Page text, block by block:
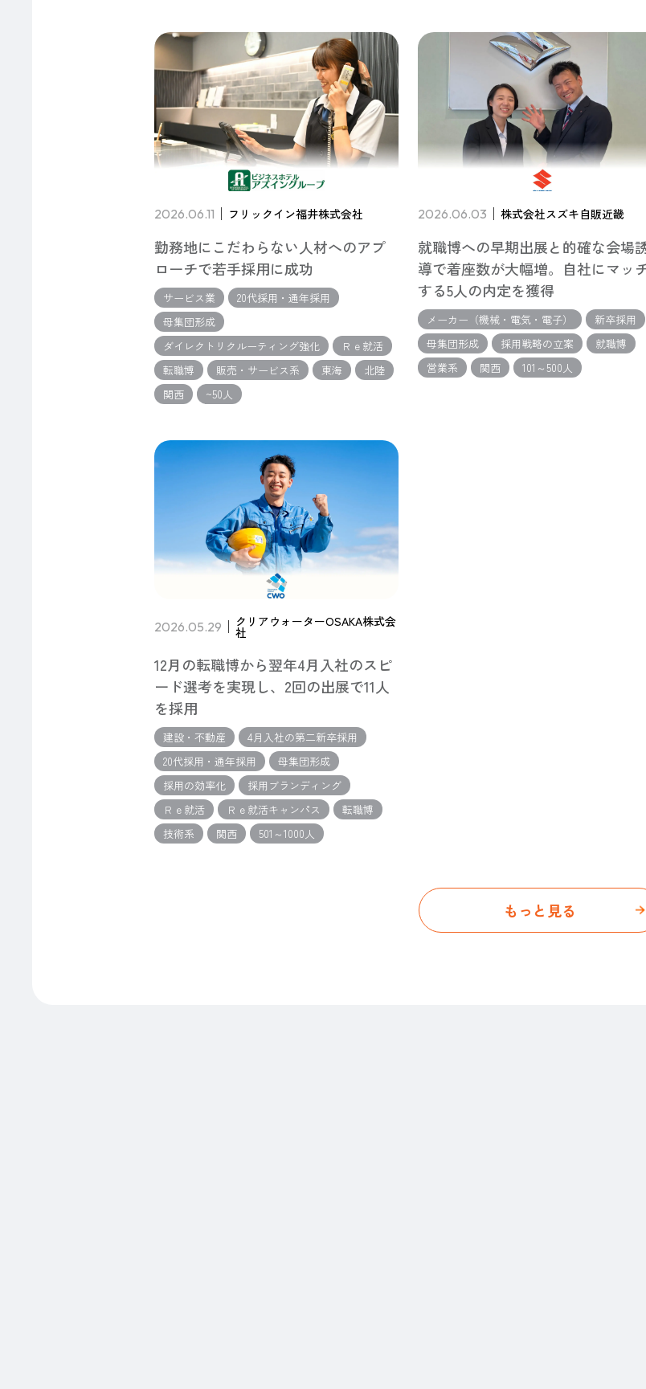
2026.06.11 フリックイン福井株式会社
勤務地にこだわらない人材へのアプ
ローチで若手採用に成功
サービス業
20代採用・通年採用
母集団形成
ダイレクトリクルーティング強化
Ｒｅ就活
転職博
販売・サービス系 東海
北陸
関西
~50人
2026.06.03 株式会社スズキ自販近畿
就職博への早期出展と的確な会場
導で着座数が大幅増。自社にマッ
する5人の内定を獲得
メーカー（機械・電気・電子）
新卒採用
母集団形成
採用戦略の立案
就職博
営業系
関西 101～500人
2026.05.29 クリアウォーターOSAKA株式会
社
12月の転職博から翌年4月入社のスピ
ード選考を実現し、2回の出展で11人
を採用
建設・不動産
4月入社の第二新卒採用
20代採用・通年採用
母集団形成
採用の効率化
採用ブランディング
Ｒｅ就活
Ｒｅ就活キャンパス
転職博
技術系
関西 501～1000人
もっと見る